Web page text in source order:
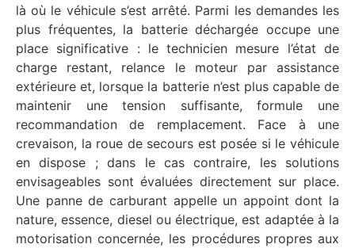
là où le véhicule s’est arrêté. Parmi les demandes les
plus fréquentes, la batterie déchargée occupe une
place significative : le technicien mesure l’état de
charge restant, relance le moteur par assistance
extérieure et, lorsque la batterie n’est plus capable de
maintenir une tension suffisante, formule une
recommandation de remplacement. Face à une
crevaison, la roue de secours est posée si le véhicule
en dispose ; dans le cas contraire, les solutions
envisageables sont évaluées directement sur place.
Une panne de carburant appelle un appoint dont la
nature, essence, diesel ou électrique, est adaptée à la
motorisation concernée, les procédures propres aux